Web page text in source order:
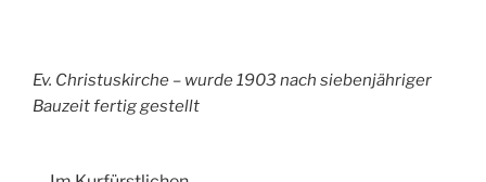
Ev. Christuskirche – wurde 1903 nach siebenjähriger
Bauzeit fertig gestellt